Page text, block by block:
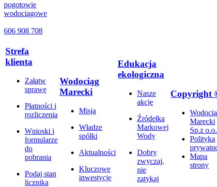
pogotowie
wodociągowe
606 908 708
Strefa
klienta
Załatw
sprawę
Płatności i
rozliczenia
Wnioski i
formularze
do
pobrania
Podaj stan
licznika
Wodociąg
Marecki
Misja
Władze
spółki
Aktualności
Kluczowe
inwestycje
Edukacja
ekologiczna
Nasze
akcje
Źródełka
Markowej
Wody
Dobry
zwyczaj,
nie
zatykaj
Copyright
Marecki
Sp.z o.o.
Polityka
Mapa
strony